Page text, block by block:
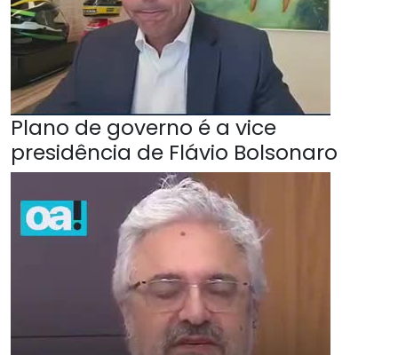
Plano de governo é a vice
presidência de Flávio Bolsonaro